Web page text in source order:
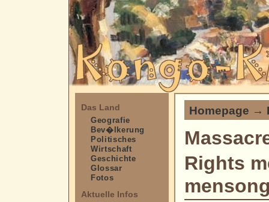
Das Land
Geografie
Bev�lkerung
Politisches
Wirtschaft
Geschichte
Glossar
Fotos
Aktuelle Infos
Homepage →
Rights